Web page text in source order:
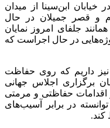
ابن‌سینا از میدان
و قصر جمیلان در حال
اثر آن همانند جلفای امروز نمایان
در حال اجراست که
نیز داریم که روی حفاظت
برگزاری اجلاس جهانی
اقدامات حفاظتی و مرمتی
در برابر آسیب‌های
کند.